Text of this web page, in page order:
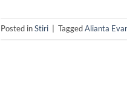
Posted inStiri TaggedAlianta